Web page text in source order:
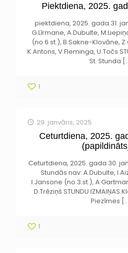
Piektdiena, 2025.
piektdiena, 2025. gada 31.
G.Līrmane, A.Dubulte,
(no 6.st.), B.Sakne-Klovāne,
K.Antons, V.Fleminga, U.Točs
St. Stunda
1
29. janvāris, 2025
Ceturtdiena, 2025.
Ceturtdiena, 2025. gada 30.
Stundās nav: A.Dubulte,
I.Jansone (no 3.st.),
D.Trēziņš STUNDU IZMAIŅAS
Piezīmes
1